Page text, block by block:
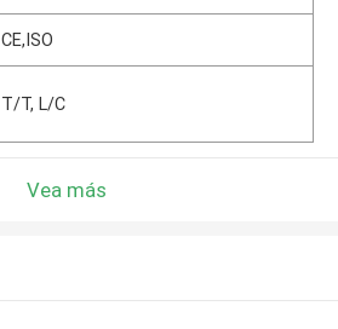
CE,ISO
T/T, L/C
Vea más